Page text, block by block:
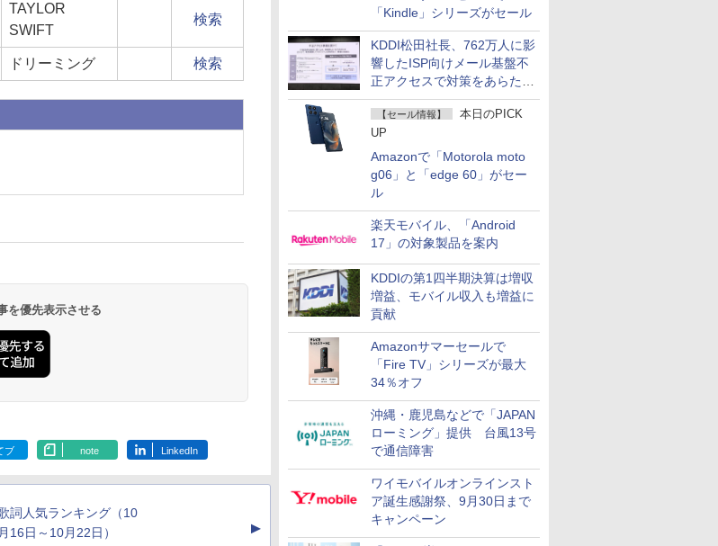
「Kindle」シリーズがセール
KDDI松田社長、762万人に影
響したISP向けメール基盤不
正アクセスで対策をあらため
て説明
【セール情報】
本日のPICK
UP
Amazonで「Motorola moto
g06」と「edge 60」がセー
ル
楽天モバイル、「Android
17」の対象製品を案内
KDDIの第1四半期決算は増収
増益、モバイル収入も増益に
貢献
Amazonサマーセールで
「Fire TV」シリーズが最大
34％オフ
沖縄・鹿児島などで「JAPAN
ローミング」提供 台風13号
で通信障害
ワイモバイルオンラインスト
ア誕生感謝祭、9月30日まで
キャンペーン
TAYLOR
SWIFT
検索
ドリーミング 検索
を優先表示させる
ブ note LinkedIn
詞人気ランキング（10
月16日～10月22日）
▲